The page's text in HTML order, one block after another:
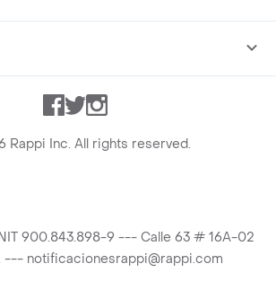
Facebook
TwitterInstagram
Rappi Inc. All rights reserved.
900.843.898-9 --- Calle 63 # 16A-02
--- notificacionesrappi@rappi.com